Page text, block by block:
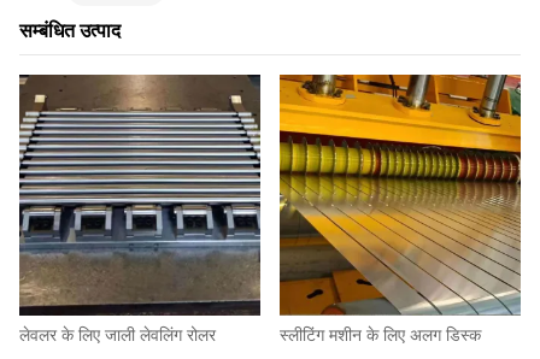
सम्बंधित उत्पाद
लेवलर के लिए जाली लेवलिंग रोलर स्लीटिंग मशीन के लिए अलग डिस्क